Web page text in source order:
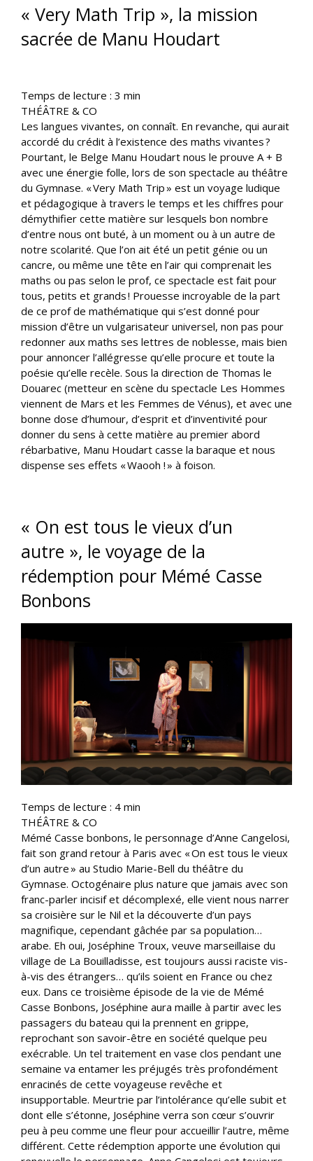
« Very Math Trip », la mission
sacrée de Manu Houdart
Temps de lecture : 3 min
THÉÂTRE & CO
Les langues vivantes, on connaît. En revanche, qui aurait
accordé du crédit à l’existence des maths vivantes ?
Pourtant, le Belge Manu Houdart nous le prouve A + B
avec une énergie folle, lors de son spectacle au théâtre
du Gymnase. « Very Math Trip » est un voyage ludique
et pédagogique à travers le temps et les chiffres pour
démythifier cette matière sur lesquels bon nombre
d’entre nous ont buté, à un moment ou à un autre de
notre scolarité. Que l’on ait été un petit génie ou un
cancre, ou même une tête en l’air qui comprenait les
maths ou pas selon le prof, ce spectacle est fait pour
tous, petits et grands ! Prouesse incroyable de la part
de ce prof de mathématique qui s’est donné pour
mission d’être un vulgarisateur universel, non pas pour
redonner aux maths ses lettres de noblesse, mais bien
pour annoncer l’allégresse qu’elle procure et toute la
poésie qu’elle recèle. Sous la direction de Thomas le
Douarec (metteur en scène du spectacle Les Hommes
viennent de Mars et les Femmes de Vénus), et avec une
bonne dose d’humour, d’esprit et d’inventivité pour
donner du sens à cette matière au premier abord
rébarbative, Manu Houdart casse la baraque et nous
dispense ses effets « Waooh ! » à foison.
« On est tous le vieux d’un
autre », le voyage de la
rédemption pour Mémé Casse
Bonbons
Temps de lecture : 4 min
THÉÂTRE & CO
Mémé Casse bonbons, le personnage d’Anne Cangelosi,
fait son grand retour à Paris avec « On est tous le vieux
d’un autre » au Studio Marie-Bell du théâtre du
Gymnase. Octogénaire plus nature que jamais avec son
franc-parler incisif et décomplexé, elle vient nous narrer
sa croisière sur le Nil et la découverte d’un pays
magnifique, cependant gâchée par sa population…
arabe. Eh oui, Joséphine Troux, veuve marseillaise du
village de La Bouilladisse, est toujours aussi raciste vis-
à-vis des étrangers… qu’ils soient en France ou chez
eux. Dans ce troisième épisode de la vie de Mémé
Casse Bonbons, Joséphine aura maille à partir avec les
passagers du bateau qui la prennent en grippe,
reprochant son savoir-être en société quelque peu
exécrable. Un tel traitement en vase clos pendant une
semaine va entamer les préjugés très profondément
enracinés de cette voyageuse revêche et
insupportable. Meurtrie par l’intolérance qu’elle subit et
dont elle s’étonne, Joséphine verra son cœur s’ouvrir
peu à peu comme une fleur pour accueillir l’autre, même
différent. Cette rédemption apporte une évolution qui